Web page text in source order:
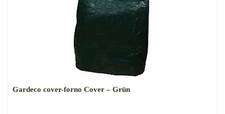
Gardeco cover-forno Cover – Grün